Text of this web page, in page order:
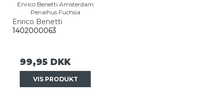
Enrico Benetti Amsterdam
Penalhus Fuchsia
Enrico Benetti
1402000063
99,95 DKK
VIS PRODUKT